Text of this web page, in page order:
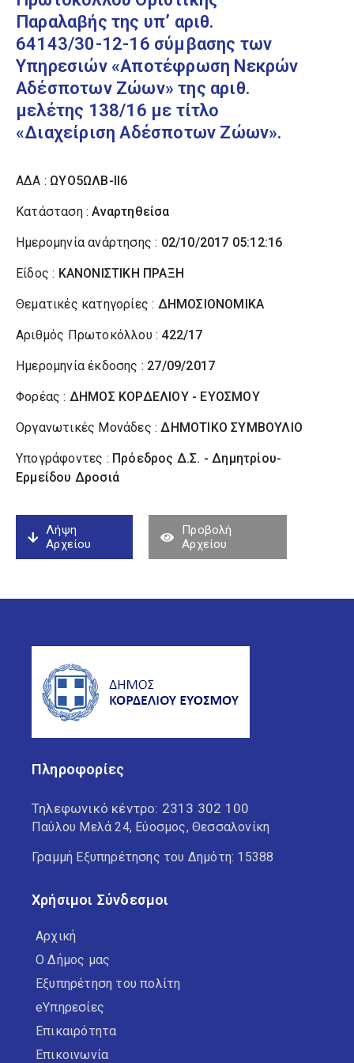
Παραλαβής της υπ’ αριθ.
64143/30-12-16 σύμβασης των
Υπηρεσιών «Αποτέφρωση Νεκρών
Αδέσποτων Ζώων» της αριθ.
μελέτης 138/16 με τίτλο
«Διαχείριση Αδέσποτων Ζώων».
ΑΔΑ : ΩΥΟ5ΩΛΒ-ΙΙ6
Κατάσταση :Αναρτηθείσα
Ημερομηνία ανάρτησης : 02/10/2017 05:12:16
Είδος : ΚΑΝΟΝΙΣΤΙΚΗ ΠΡΑΞΗ
Θεματικές κατηγορίες : ΔΗΜΟΣΙΟΝΟΜΙΚΑ
Αριθμός Πρωτοκόλλου : 422/17
Ημερομηνία έκδοσης : 27/09/2017
Φορέας : ΔΗΜΟΣ ΚΟΡΔΕΛΙΟΥ - ΕΥΟΣΜΟΥ
Οργανωτικές Μονάδες :ΔΗΜΟΤΙΚΟ ΣΥΜΒΟΥΛΙΟ
Υπογράφοντες : Πρόεδρος Δ.Σ. - Δημητρίου-
Ερμείδου Δροσιά
Λήψη
Αρχείου
Προβολή
Αρχείου
Πληροφορίες
Τηλεφωνικό κέντρο: 2313 302 100
Παύλου Μελά 24, Εύοσμος, Θεσσαλονίκη
Γραμμή Εξυπηρέτησης του Δημότη: 15388
Χρήσιμοι Σύνδεσμοι
Αρχική
Ο Δήμος μας
Εξυπηρέτηση του πολίτη
eΥπηρεσίες
Επικαιρότητα
Επικοινωνία